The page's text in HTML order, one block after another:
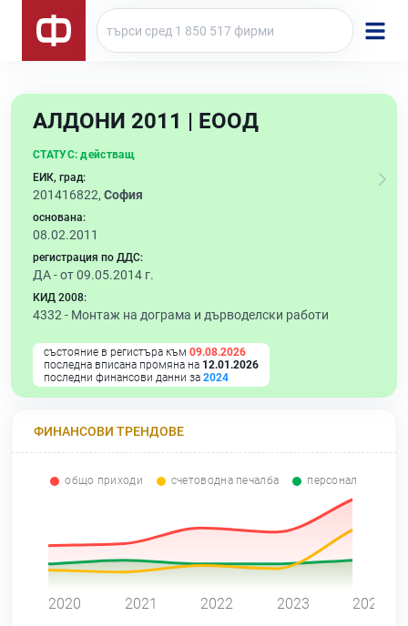
АЛДОНИ 2011 | ЕООД
СТАТУС: действащ
ЕИК, град:
201416822, София
основана:
08.02.2011
регистрация по ДДС:
ДА - от 09.05.2014 г.
КИД 2008:
4332 - Монтаж на дограма и дърводелски работи
състояние в регистъра към 09.08.2026
последна вписана промяна на 12.01.2026
последни финансови данни за 2024
ФИНАНСОВИ ТРЕНДОВЕ
общо приходи счетоводна печалба персонал
2020 2021 2022 2023 2024